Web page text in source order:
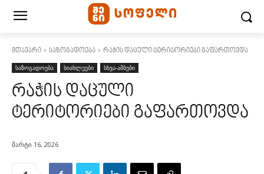
მთავარი საზოგადოება რაჭის დაცული ტერიტორიები გაფართოვდა
საზოგადოება სიახლეები სხვა-ამბები
რაჭის დაცული
ტერიტორიები გაფართოვდა
მარტი 16, 2026